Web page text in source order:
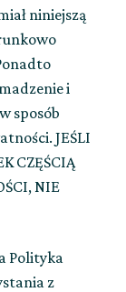
niniejszą
i
sposób
JEŚLI
CZĘŚCIĄ
NIE
Polityka
z